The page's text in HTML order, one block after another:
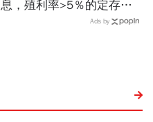
息，殖利率>5％的定存金
牛股，其中8檔股價不到50
Ads by